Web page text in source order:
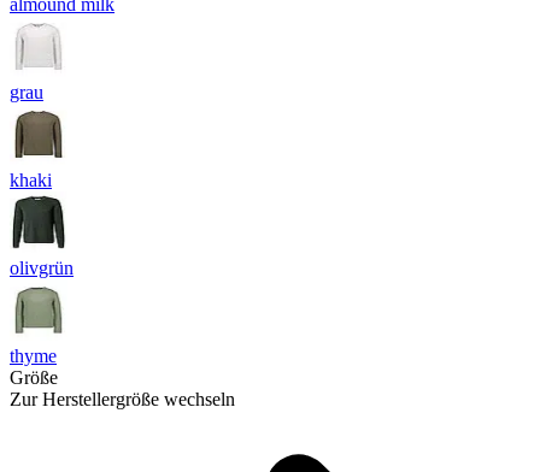
grau
khaki
olivgrün
thyme
Größe
Zur Herstellergröße wechseln